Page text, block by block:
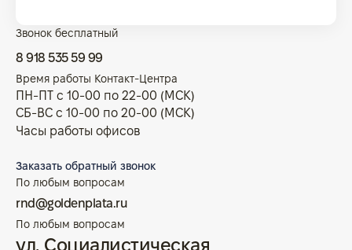
Звонок бесплатный
8 918 535 59 99
Время работы Контакт-Центра
ПН-ПТ с 10-00 по 22-00 (МСК)
СБ-ВС с 10-00 по 20-00 (МСК)
Часы работы офисов
Заказать обратный звонок
По любым вопросам
rnd@goldenplata.ru
По любым вопросам
ул. Социалистическая